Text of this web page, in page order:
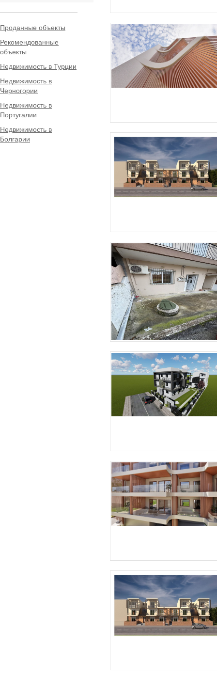
Проданные объекты
Рекомендованные
объекты
Недвижимость в Турции
Недвижимость в
Черногории
Недвижимость в
Португалии
Недвижимость в
Болгарии